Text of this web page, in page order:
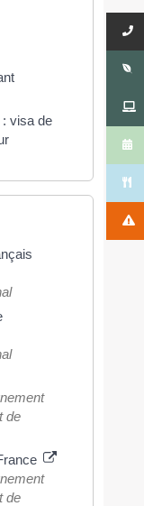
visa de
de
de